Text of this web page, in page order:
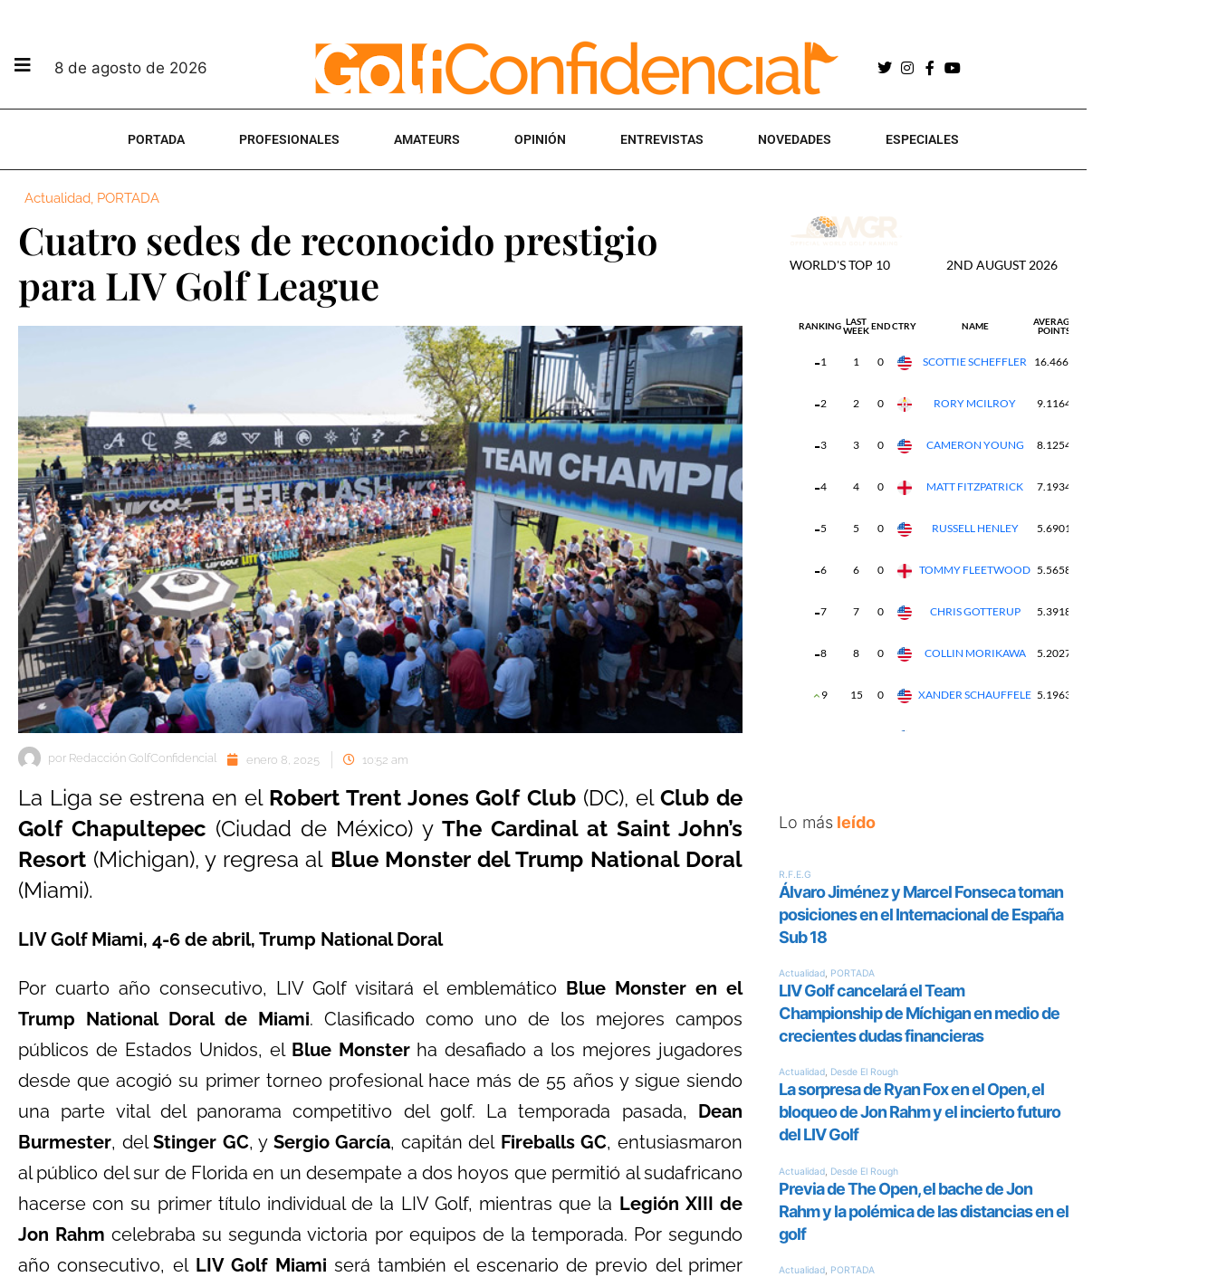
8 de agosto de 2026
PORTADA PROFESIONALES AMATEURS OPINIÓN ENTREVISTAS NOVEDADES ESPECIALES
Actualidad, PORTADA
Cuatro sedes de reconocido prestigio
para LIV Golf League
por Redacción GolfConfidencial enero 8, 2025 10:52 am
La Liga se estrena en el Robert Trent Jones Golf Club (DC), elClub de
Golf Chapultepec (Ciudad de México) y The Cardinal at Saint John’s
Resort (Michigan), y regresa al Blue Monster del Trump National Doral
(Miami).
LIV Golf Miami, 4-6 de abril, Trump National Doral
Por cuarto año consecutivo, LIV Golf visitará el emblemático Blue Monster en el
Trump National Doral de Miami. Clasificado como uno de los mejores campos
públicos de Estados Unidos, el Blue Monsterha desafiado a los mejores jugadores
desde que acogió su primer torneo profesional hace más de 55 años y sigue siendo
una parte vital del panorama competitivo del golf. La temporada pasada, Dean
Burmester, delStinger GC, y Sergio García, capitán delFireballs GC, entusiasmaron
al público del sur de Florida en un desempate a dos hoyos que permitió al sudafricano
hacerse con su primer título individual de la LIV Golf, mientras que la Legión XIII de
Jon Rahm celebraba su segunda victoria por equipos de la temporada. Por segundo
año consecutivo, elLIV Golf Miami será también el escenario de previo del primer
Lo más leído